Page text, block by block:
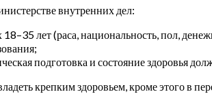
внутренних дел:
18–35 лет (раса, национальность, пол,
подготовка и состояние здоровья
крепким здоровьем, кроме этого в